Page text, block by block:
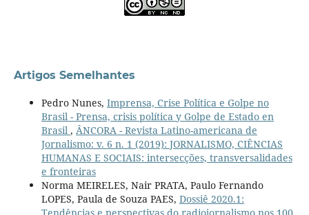
Artigos Semelhantes
Pedro Nunes, Imprensa, Crise Política e Golpe no
Brasil - Prensa, crisis política y Golpe de Estado en
Brasil , ÂNCORA - Revista Latino-americana de
Jornalismo: v. 6 n. 1 (2019): JORNALISMO, CIÊNCIAS
HUMANAS E SOCIAIS: intersecções, transversalidades
e fronteiras
Norma MEIRELES, Nair PRATA, Paulo Fernando
LOPES, Paula de Souza PAES, Dossiê 2020.1:
Tendências e perspectivas do radiojornalismo nos 100